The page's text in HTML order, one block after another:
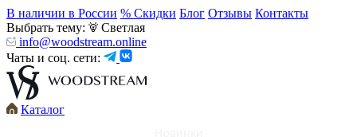
В наличии в России % Скидки Блог Отзывы Контакты
Выбрать тему:
Светлая
info@woodstream.online
Чаты и соц. сети:
Каталог